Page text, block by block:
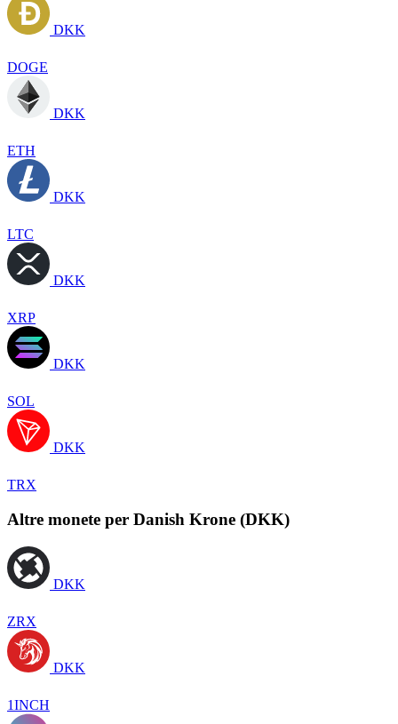
DKK
DOGE
DKK
ETH
DKK
LTC
DKK
XRP
DKK
SOL
DKK
TRX
Altre monete per Danish Krone (DKK)
DKK
ZRX
DKK
1INCH